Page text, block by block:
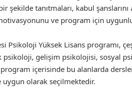
şekilde tanıtmaları, kabul şanslarını
ve program için
Psikoloji Yüksek Lisans programı,
psikoloji, gelişim psikolojisi, sosyal
içerisinde bu alanlarda
olarak seçilmektedir.